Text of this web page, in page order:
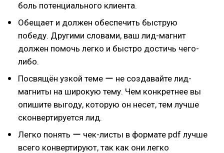
боль потенциального клиента.
Обещает и должен обеспечить быструю
победу. Другими словами, ваш лид-магнит
должен помочь легко и быстро достичь чего-
либо.
Посвящён узкой теме ー не создавайте лид-
магниты на широкую тему. Чем конкретнее вы
опишите выгоду, которую он несет, тем лучше
сконвертируется лид.
Легко понять ー чек-листы в формате pdf лучше
всего конвертируют, так как они легко